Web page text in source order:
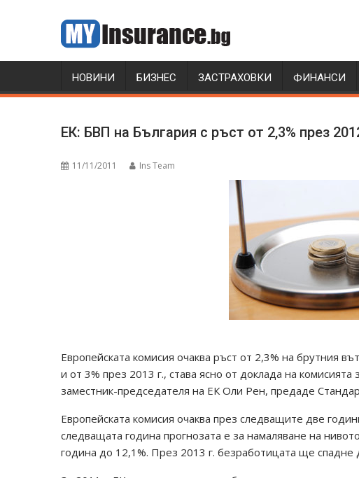
НОВИНИ БИЗНЕС ЗАСТРАХОВКИ ФИНАНСИ
ЕК: БВП на България с ръст от 2,3% през
11/11/2011 Ins Team
Европейската комисия очаква ръст от 2,3% на брутния
и от 3% през 2013 г., става ясно от доклада на
заместник-председателя на ЕК Оли Рен, предаде
Европейската комисия очаква през следващите две
следващата година прогнозата е за намаляване на
година до 12,1%. През 2013 г. безработицата ще спадне